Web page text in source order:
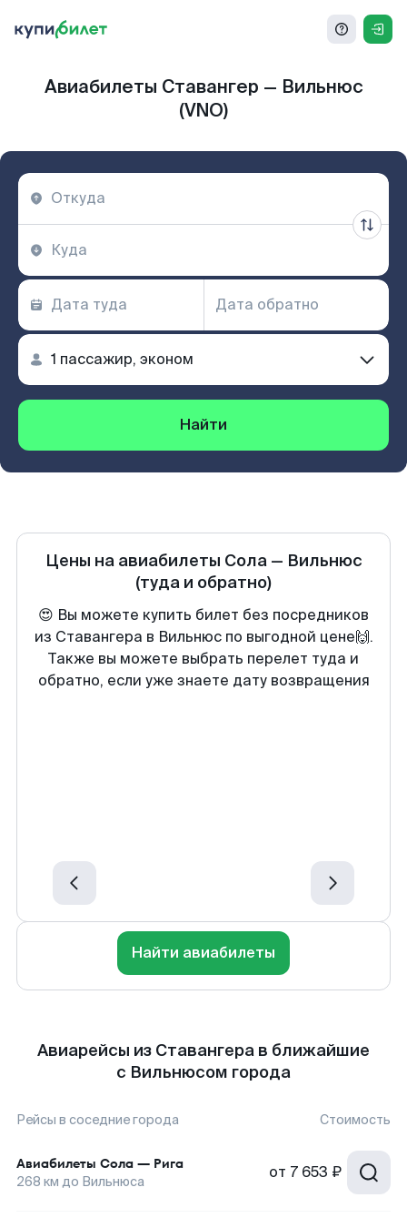
Авиабилеты Ставангер — Вильнюс
(VNO)
Найти
Цены на авиабилеты Сола— Вильнюс
(туда и обратно)
😍 Вы можете купить билет без посредников
из Ставангера в Вильнюс по выгодной цене🙌.
Также вы можете выбрать перелет туда и
обратно, если уже знаете дату возвращения
Найти авиабилеты
Авиарейсы из Ставангера в ближайшие
с Вильнюсом города
Рейсы в соседние города Стоимость
Авиабилеты Сола — Рига
268 км до Вильнюса от 7 653 ₽